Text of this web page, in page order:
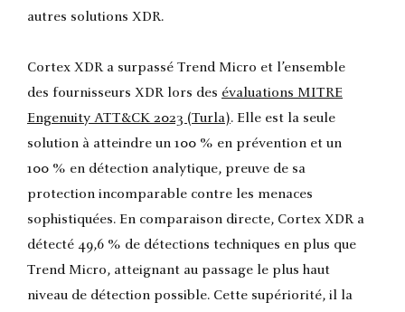
autres solutions XDR.
Cortex XDR a surpassé Trend Micro et l’ensemble
des fournisseurs XDR lors des évaluations MITRE
Engenuity ATT&CK 2023 (Turla). Elle est la seule
solution à atteindre un 100 % en prévention et un
100 % en détection analytique, preuve de sa
protection incomparable contre les menaces
sophistiquées. En comparaison directe, Cortex XDR a
détecté 49,6 % de détections techniques en plus que
Trend Micro, atteignant au passage le plus haut
niveau de détection possible. Cette supériorité, il la